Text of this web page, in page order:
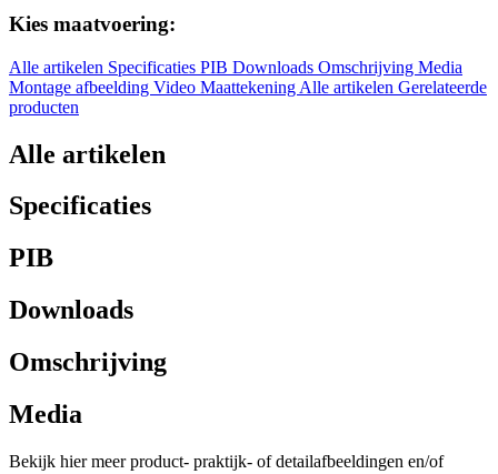
Kies maatvoering:
Alle artikelen Specificaties PIB Downloads Omschrijving Media
Montage afbeelding Video Maattekening Alle artikelen Gerelateerde
producten
Alle artikelen
Specificaties
PIB
Downloads
Omschrijving
Media
Bekijk hier meer product- praktijk- of detailafbeeldingen en/of